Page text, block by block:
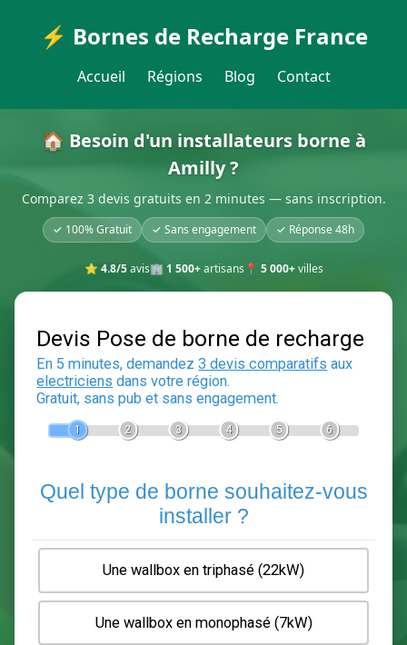
⚡ Bornes de Recharge France
Accueil Régions Blog Contact
🏠 Besoin d'un installateurs borne à
Amilly ?
Comparez 3 devis gratuits en 2 minutes — sans inscription.
✓ 100% Gratuit ✓ Sans engagement ✓ Réponse 48h
⭐ 4.8/5avis🏢 1 500+artisans 📍 5 000+villes
Devis Pose de borne de
En 5 minutes, demandez3 devis comparatifs
Gratuit, sans pub et sans engagement.
2 3 6
Quel type de borne souhaitez-
installer ?